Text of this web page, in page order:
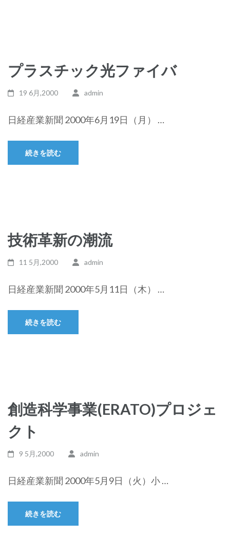
プラスチック光ファイバ
19 6月,2000 admin
日経産業新聞 2000年6月19日（月） …
続きを読む
技術革新の潮流
11 5月,2000 admin
日経産業新聞 2000年5月11日（木） …
続きを読む
創造科学事業(ERATO)プロジェ
クト
9 5月,2000 admin
日経産業新聞 2000年5月9日（火）小 …
続きを読む